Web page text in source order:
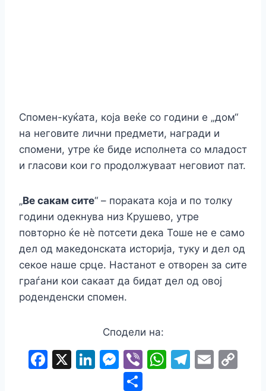
Спомен-куќата, која веќе со години е „дом“
на неговите лични предмети, награди и
спомени, утре ќе биде исполнета со младост
и гласови кои го продолжуваат неговиот пат.
„Ве сакам сите“ – пораката која и по толку
години одекнува низ Крушево, утре
повторно ќе нè потсети дека Тоше не е само
дел од македонската историја, туку и дел од
секое наше срце. Настанот е отворен за сите
граѓани кои сакаат да бидат дел од овој
роденденски спомен.
Сподели на:
F X Li M
e
Vi W T E